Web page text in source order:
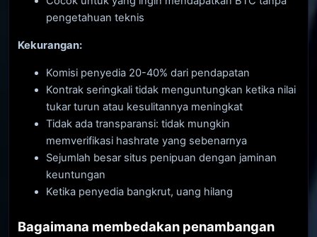
pengetahuan teknis
Kekurangan:
Komisi penyedia 20-40% dari pendapatan
Kontrak seringkali tidak menguntungkan ketika nilai
tukar turun atau kesulitannya meningkat
Tidak ada transparansi: tidak mungkin
memverifikasi hashrate yang sebenarnya
Sejumlah besar situs penipuan dengan jaminan
keuntungan
Ketika penyedia bangkrut, uang hilang
Bagaimana membedakan penambangan